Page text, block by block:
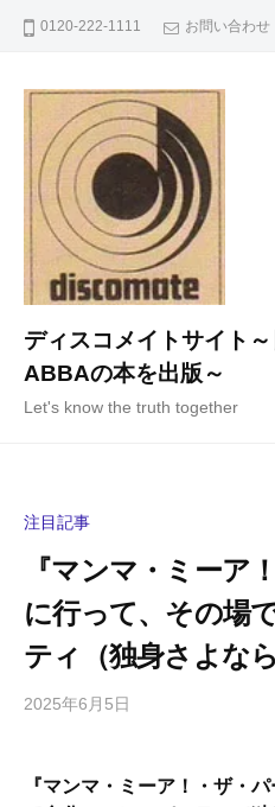
0120-222-1111 お問い合わせ
ディスコメイトサイト～
ABBAの本を出版～
Let's know the truth together
注目記事
『マンマ・ミーア
に行って、その場
ティ（独身さよな
2025年6月5日
iの
『マンマ・ミーア！・ザ・